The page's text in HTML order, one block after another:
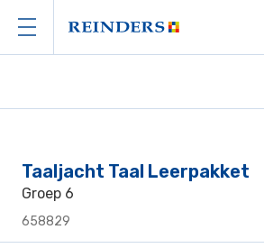
Taaljacht Taal Leerpakket
Groep 6
658829